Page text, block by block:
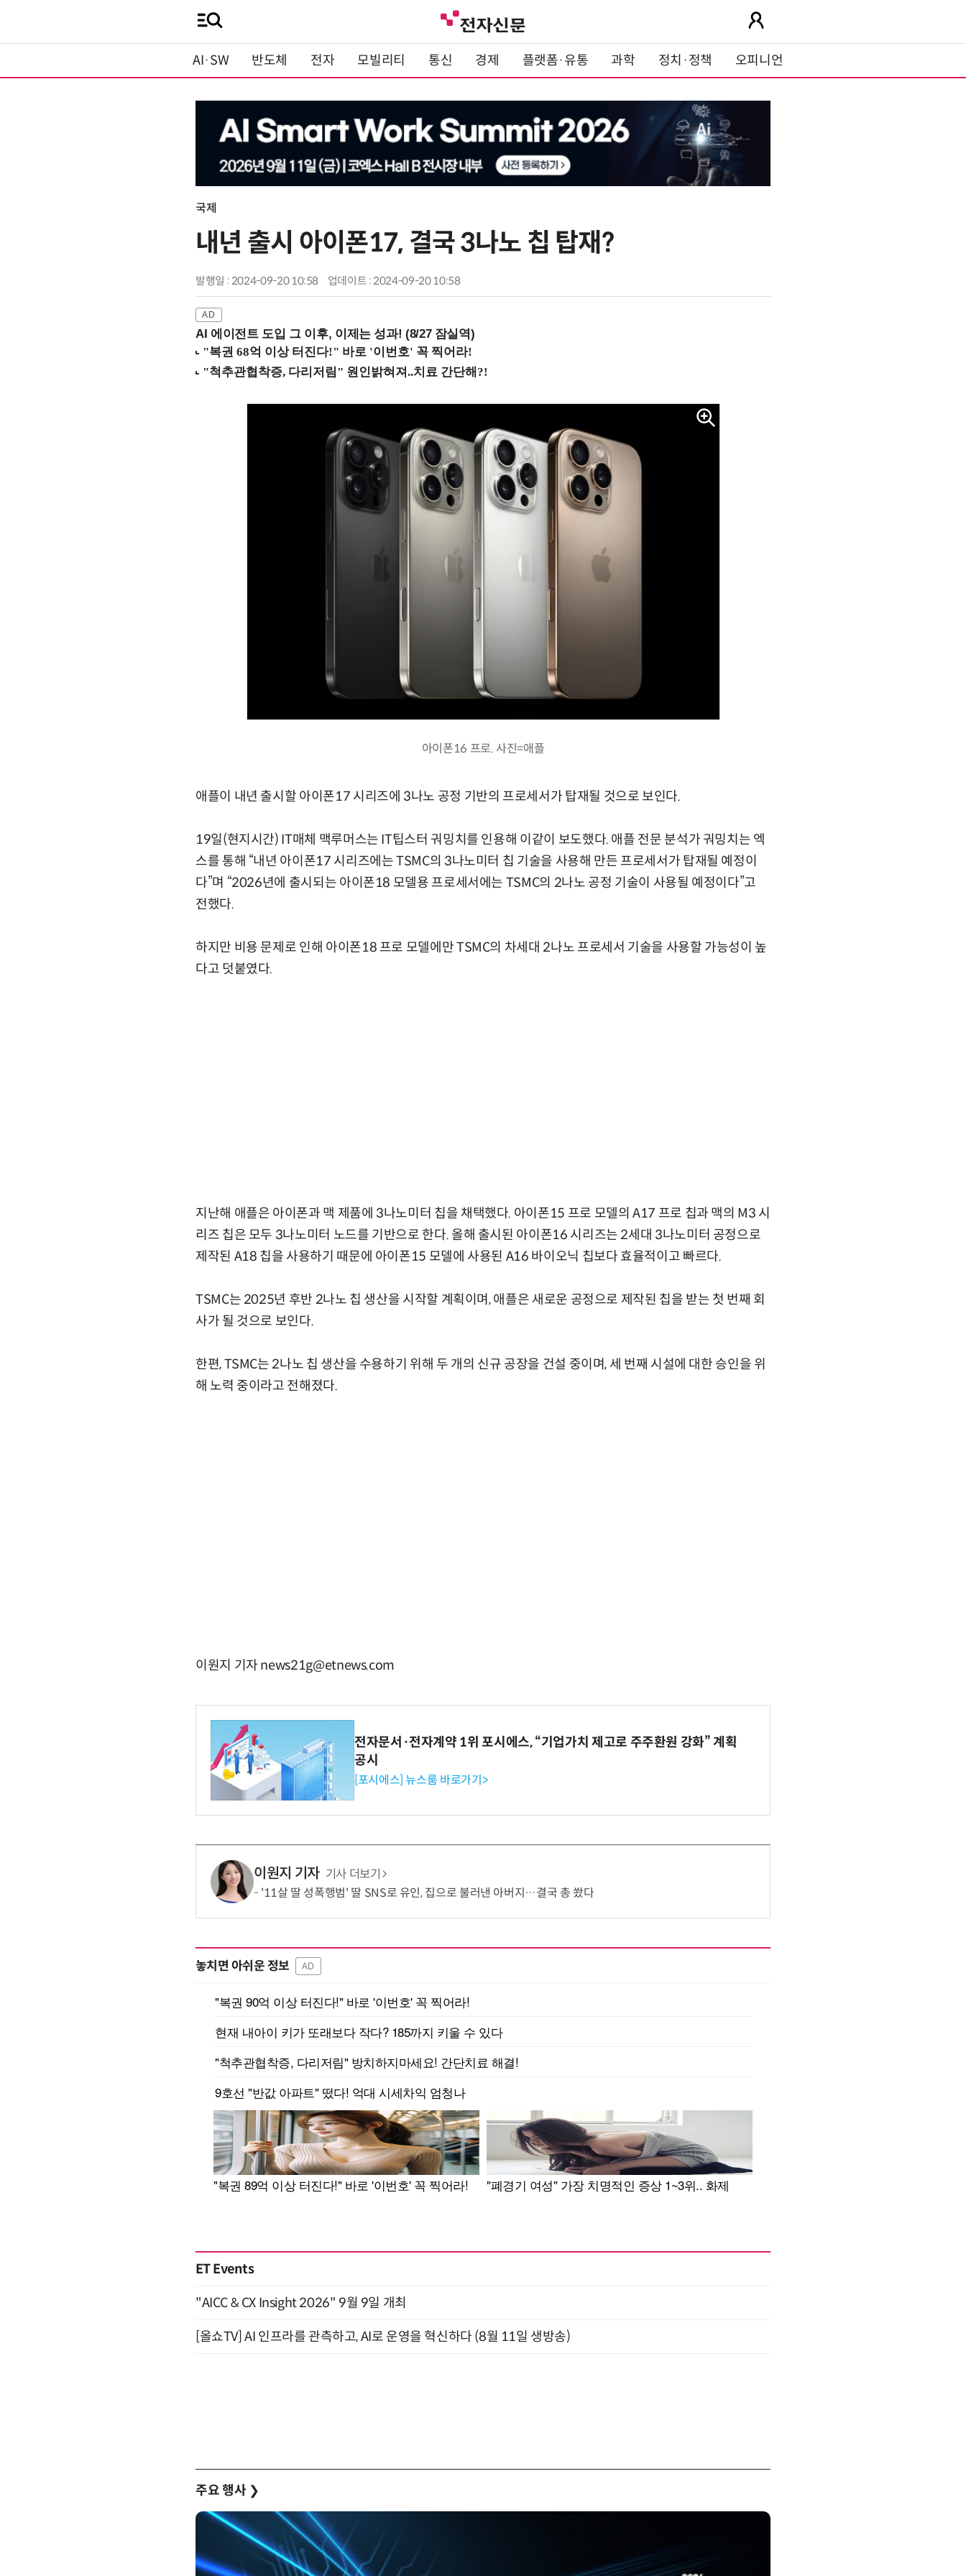
AI·SW 반도체 전자 모빌리티 통신 경제 플랫폼·유통 과학 정치·정책 오피니언
국제
내년 출시 아이폰17, 결국 3나노 칩 탑재?
발행일 : 2024-09-20 10:58 업데이트 : 2024-09-20 10:58
AI 에이전트 도입 그 이후, 이제는 성과! (8/27 잠실역)
아이폰16 프로. 사진=애플
애플이 내년 출시할 아이폰17 시리즈에 3나노 공정 기반의 프로세서가 탑재될 것으로 보인다.
19일(현지시간) IT매체 맥루머스는 IT팁스터 궈밍치를 인용해 이같이 보도했다. 애플 전문 분석가 궈밍치는 엑
스를 통해 “내년 아이폰17 시리즈에는 TSMC의 3나노미터 칩 기술을 사용해 만든 프로세서가 탑재될 예정이
다”며 “2026년에 출시되는 아이폰18 모델용 프로세서에는 TSMC의 2나노 공정 기술이 사용될 예정이다”고
전했다.
하지만 비용 문제로 인해 아이폰18 프로 모델에만 TSMC의 차세대 2나노 프로세서 기술을 사용할 가능성이 높
다고 덧붙였다.
지난해 애플은 아이폰과 맥 제품에 3나노미터 칩을 채택했다. 아이폰15 프로 모델의 A17 프로 칩과 맥의 M3 시
리즈 칩은 모두 3나노미터 노드를 기반으로 한다. 올해 출시된 아이폰16 시리즈는 2세대 3나노미터 공정으로
제작된 A18 칩을 사용하기 때문에 아이폰15 모델에 사용된 A16 바이오닉 칩보다 효율적이고 빠르다.
TSMC는 2025년 후반 2나노 칩 생산을 시작할 계획이며, 애플은 새로운 공정으로 제작된 칩을 받는 첫 번째 회
사가 될 것으로 보인다.
한편, TSMC는 2나노 칩 생산을 수용하기 위해 두 개의 신규 공장을 건설 중이며, 세 번째 시설에 대한 승인을 위
해 노력 중이라고 전해졌다.
이원지 기자 news21g@etnews.com
전자문서·전자계약 1위 포시에스, “기업가치 제고로 주주환원 강화” 계획
공시
[포시에스] 뉴스룸 바로가기>
이원지 기자 기사 더보기
'11살 딸 성폭행범' 딸 SNS로 유인, 집으로 불러낸 아버지…결국 총 쐈다
놓치면 아쉬운 정보 AD
ET Events
"AICC & CX Insight 2026" 9월 9일 개최
[올쇼TV] AI 인프라를 관측하고, AI로 운영을 혁신하다 (8월 11일 생방송)
주요 행사 ❯